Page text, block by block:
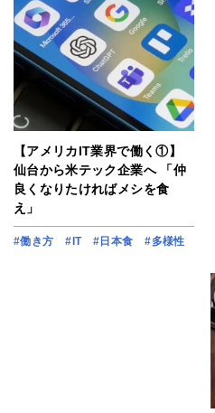
【アメリカIT業界で働く①】
仙台から米テック企業へ 「仲
良くなりたければメシを食
え」
#働き方 #IT #日本食 #多様性